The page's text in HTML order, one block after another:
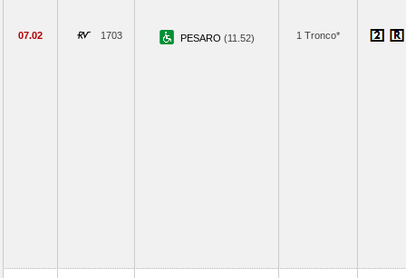
07.02 1703 PESARO (11.52) 1 Tronco*